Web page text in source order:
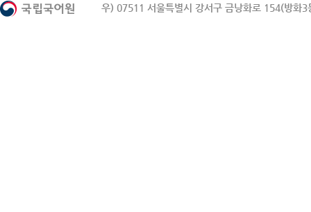
우) 07511 서울특별시 강서구 금낭화로 154(방화3